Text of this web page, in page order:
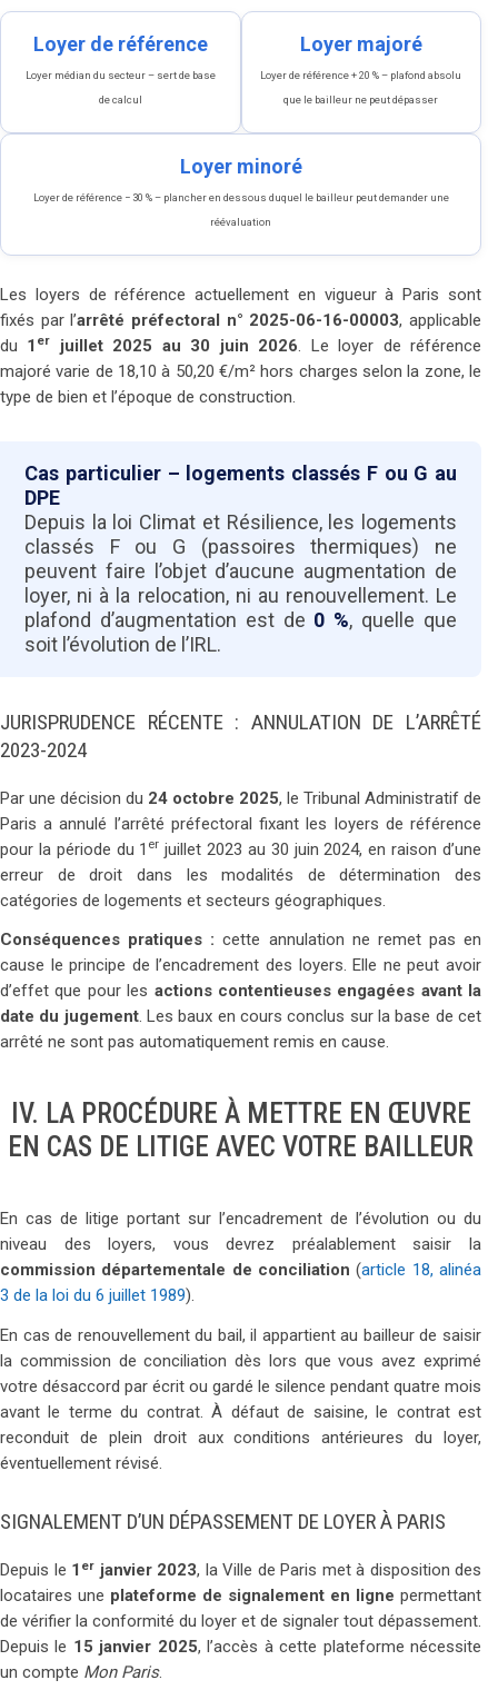
Loyer de référence
Loyer médian du secteur – sert de base
de calcul
Loyer majoré
Loyer de référence + 20 % – plafond absolu
que le bailleur ne peut dépasser
Loyer minoré
Loyer de référence − 30 % – plancher en dessous duquel le bailleur peut demander une
réévaluation
Les loyers de référence actuellement en vigueur à Paris sont
fixés par l’arrêté préfectoral n° 2025-06-16-00003, applicable
du 1 er juillet 2025 au 30 juin 2026. Le loyer de référence
majoré varie de 18,10 à 50,20 €/m² hors charges selon la zone, le
type de bien et l’époque de construction.
Cas particulier – logements classés F ou G au
DPE
Depuis la loi Climat et Résilience, les logements
classés F ou G (passoires thermiques) ne
peuvent faire l’objet d’aucune augmentation de
loyer, ni à la relocation, ni au renouvellement. Le
plafond d’augmentation est de 0 %, quelle que
soit l’évolution de l’IRL.
JURISPRUDENCE RÉCENTE : ANNULATION DE L’ARRÊTÉ
2023-2024
Par une décision du 24 octobre 2025, le Tribunal Administratif de
Paris a annulé l’arrêté préfectoral fixant les loyers de référence
pour la période du 1 er juillet 2023 au 30 juin 2024, en raison d’une
erreur de droit dans les modalités de détermination des
catégories de logements et secteurs géographiques.
Conséquences pratiques : cette annulation ne remet pas en
cause le principe de l’encadrement des loyers. Elle ne peut avoir
d’effet que pour les actions contentieuses engagées avant la
date du jugement. Les baux en cours conclus sur la base de cet
arrêté ne sont pas automatiquement remis en cause.
IV. LA PROCÉDURE À METTRE EN ŒUVRE
EN CAS DE LITIGE AVEC VOTRE BAILLEUR
En cas de litige portant sur l’encadrement de l’évolution ou du
niveau des loyers, vous devrez préalablement saisir la
commission départementale de conciliation (article 18, alinéa
3 de la loi du 6 juillet 1989).
En cas de renouvellement du bail, il appartient au bailleur de saisir
la commission de conciliation dès lors que vous avez exprimé
votre désaccord par écrit ou gardé le silence pendant quatre mois
avant le terme du contrat. À défaut de saisine, le contrat est
reconduit de plein droit aux conditions antérieures du loyer,
éventuellement révisé.
SIGNALEMENT D’UN DÉPASSEMENT DE LOYER À PARIS
Depuis le 1 er janvier 2023, la Ville de Paris met à disposition des
locataires une plateforme de signalement en ligne permettant
de vérifier la conformité du loyer et de signaler tout dépassement.
Depuis le 15 janvier 2025, l’accès à cette plateforme nécessite
un compte Mon Paris.